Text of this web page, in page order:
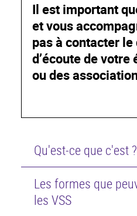
Il est important
et vous
pas à contacter
d’écoute de
ou des
Qu'est-ce que c'est ?
Les formes que
les VSS